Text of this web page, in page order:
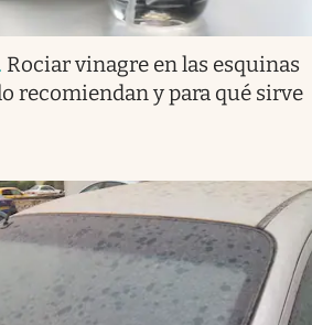
. Rociar vinagre en las esquinas
recomiendan y para qué sirve